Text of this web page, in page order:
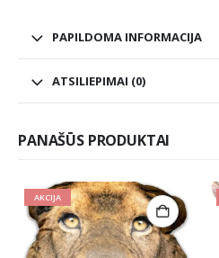
PAPILDOMA INFORMACIJA
ATSILIEPIMAI (0)
PANAŠŪS PRODUKTAI
AKCIJA